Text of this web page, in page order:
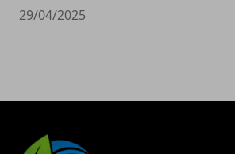
29/04/2025